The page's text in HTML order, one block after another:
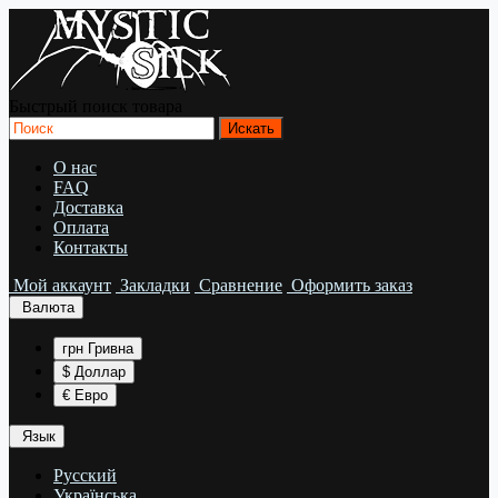
О нас
FAQ
Доставка
Оплата
Контакты
Мой аккаунт Закладки Сравнение Оформить заказ
Валюта
грн Гривна
$ Доллар
€ Евро
Язык
Русский